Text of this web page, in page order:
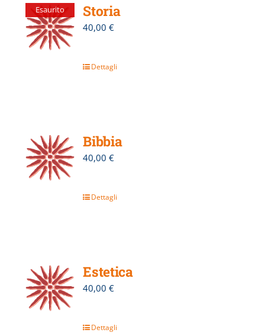
Esaurito Storia
40,00€
Dettagli
Bibbia
40,00€
Dettagli
Estetica
40,00€
Dettagli